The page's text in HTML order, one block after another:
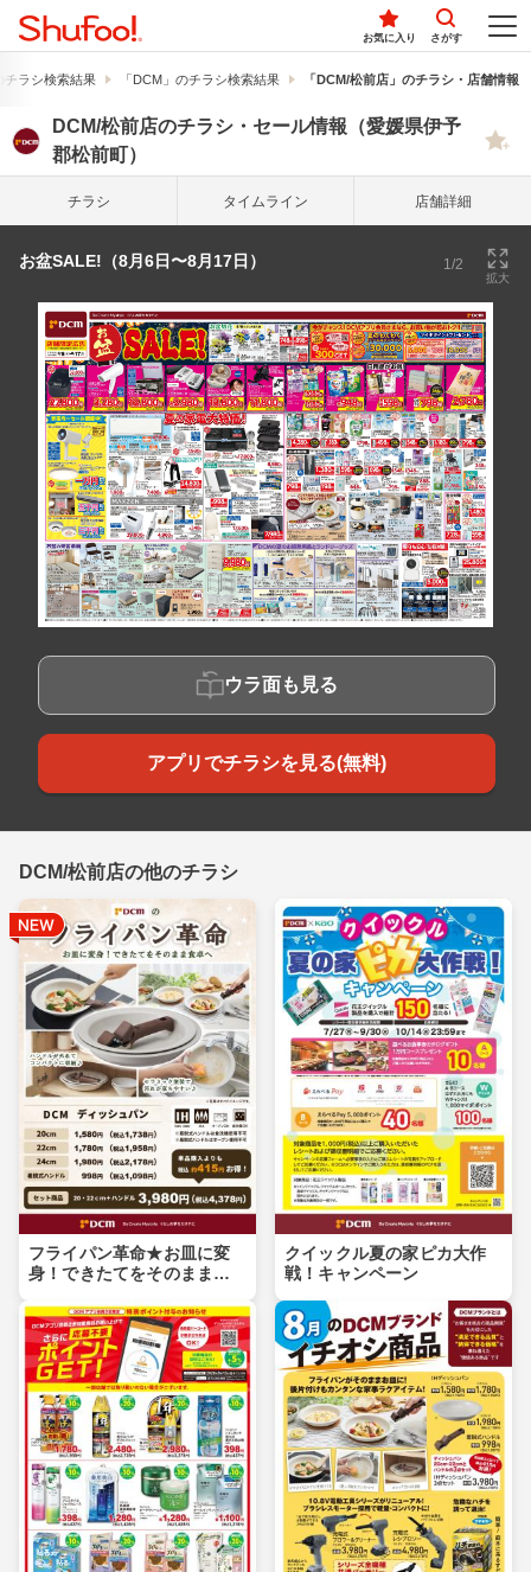
お気に入り さがす
チラシ検索結果 「DCM」のチラシ検索結果 「DCM/松前店」のチラシ・店舗情報
DCM/松前店のチラシ・セール情報（愛媛県伊予
郡松前町）
チラシ タイム ライン 店舗詳細
お盆SALE!（8月6日〜8月17日） 1/2
拡大
ウラ面も見る
アプリでチラシを見る(無料)
DCM/松前店の他のチラシ
フライパン革命★お皿に変
身！できたてをそのまま食
クイックル夏の家ピカ大作
戦！キャンペーン